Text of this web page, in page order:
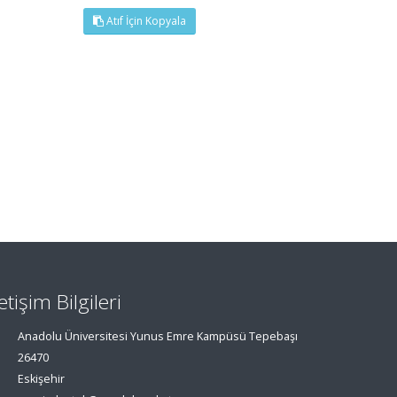
Atıf İçin Kopyala
Bilgileri
Anadolu Üniversitesi Yunus Emre Kampüsü Tepebaşı
26470
Eskişehir